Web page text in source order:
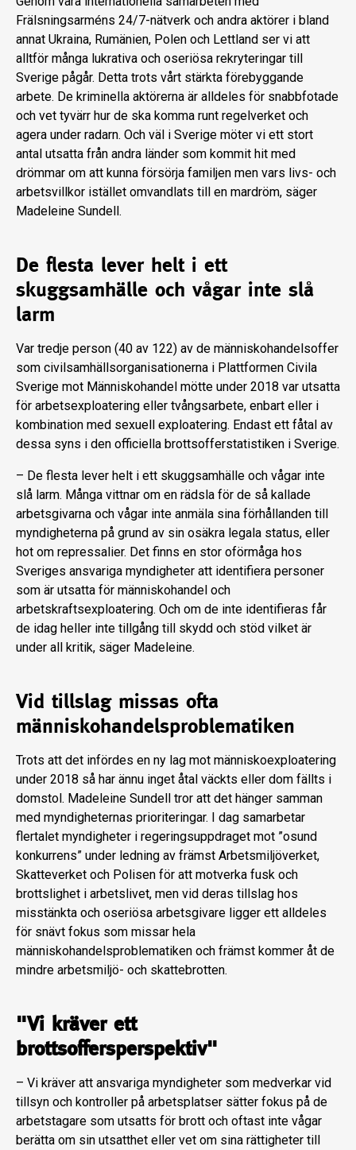
Frälsningsarméns 24/7-nätverk och andra aktörer i bland
annat Ukraina, Rumänien, Polen och Lettland ser vi att
alltför många lukrativa och oseriösa rekryteringar till
Sverige pågår. Detta trots vårt stärkta förebyggande
arbete. De kriminella aktörerna är alldeles för snabbfotade
och vet tyvärr hur de ska komma runt regelverket och
agera under radarn. Och väl i Sverige möter vi ett stort
antal utsatta från andra länder som kommit hit med
drömmar om att kunna försörja familjen men vars livs- och
arbetsvillkor istället omvandlats till en mardröm, säger
Madeleine Sundell.
De flesta lever helt i ett
skuggsamhälle och vågar inte slå
larm
Var tredje person (40 av 122) av de människohandelsoffer
som civilsamhällsorganisationerna i Plattformen Civila
Sverige mot Människohandel mötte under 2018 var utsatta
för arbetsexploatering eller tvångsarbete, enbart eller i
kombination med sexuell exploatering. Endast ett fåtal av
dessa syns i den officiella brottsofferstatistiken i Sverige.
– De flesta lever helt i ett skuggsamhälle och vågar inte
slå larm. Många vittnar om en rädsla för de så kallade
arbetsgivarna och vågar inte anmäla sina förhållanden till
myndigheterna på grund av sin osäkra legala status, eller
hot om repressalier. Det finns en stor oförmåga hos
Sveriges ansvariga myndigheter att identifiera personer
som är utsatta för människohandel och
arbetskraftsexploatering. Och om de inte identifieras får
de idag heller inte tillgång till skydd och stöd vilket är
under all kritik, säger Madeleine.
Vid tillslag missas ofta
människohandelsproblematiken
Trots att det infördes en ny lag mot människoexploatering
under 2018 så har ännu inget åtal väckts eller dom fällts i
domstol. Madeleine Sundell tror att det hänger samman
med myndigheternas prioriteringar. I dag samarbetar
flertalet myndigheter i regeringsuppdraget mot ”osund
konkurrens” under ledning av främst Arbetsmiljöverket,
Skatteverket och Polisen för att motverka fusk och
brottslighet i arbetslivet, men vid deras tillslag hos
misstänkta och oseriösa arbetsgivare ligger ett alldeles
för snävt fokus som missar hela
människohandelsproblematiken och främst kommer åt de
mindre arbetsmiljö- och skattebrotten.
"Vi kräver ett
brottsoffersperspektiv"
– Vi kräver att ansvariga myndigheter som medverkar vid
tillsyn och kontroller på arbetsplatser sätter fokus på de
arbetstagare som utsatts för brott och oftast inte vågar
berätta om sin utsatthet eller vet om sina rättigheter till